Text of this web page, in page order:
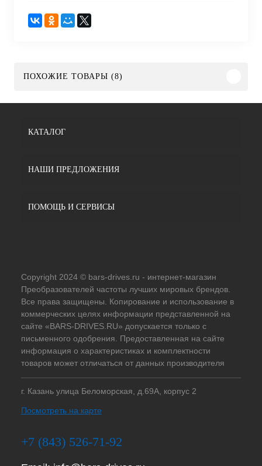
ПОХОЖИЕ ТОВАРЫ (8)
КАТАЛОГ
НАШИ ПРЕДЛОЖЕНИЯ
ПОМОЩЬ И СЕРВИСЫ
Copyright 2024 © bars-drives.ru - интернет-магазин
Преобразователей частоты лучших мировых брендов.
Все права защищены. Копирование и использование в
коммерческих целях информации представленной на
сайте «BARS-DRIVES.RU» допускается только с
письменного одобрения. Предоставленная на сайте
информация о характеристиках и комплектности
товаров может отличаться от данных производителя
г. Казань улица Беломорская, д.69А, корпус 2
Посмотреть на карте
+7 (843) 526-71-92